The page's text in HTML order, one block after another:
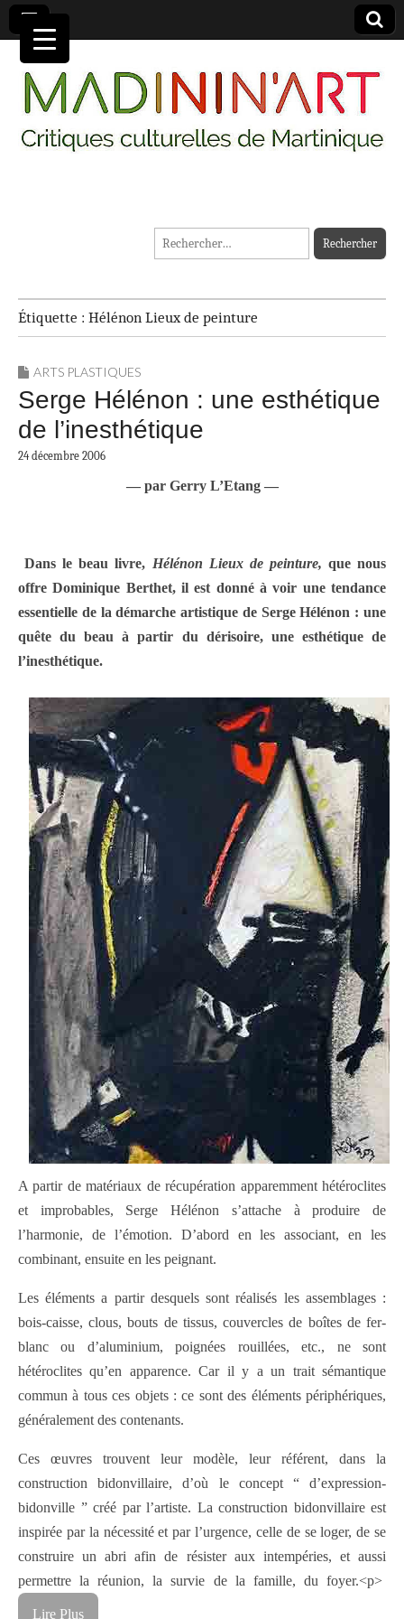
MADININ'ART
Rechercher :
Étiquette : Hélénon Lieux de peinture
ARTS PLASTIQUES
Serge Hélénon : une esthétique
de l’inesthétique
24 décembre 2006
— par Gerry L’Etang —
Dans le beau livre, Hélénon Lieux de peinture, que nous
offre Dominique Berthet, il est donné à voir une tendance
essentielle de la démarche artistique de Serge Hélénon : une
quête du beau à partir du dérisoire, une esthétique de
l’inesthétique.
A partir de matériaux de récupération apparemment hétéroclites
et improbables, Serge Hélénon s’attache à produire de
l’harmonie, de l’émotion. D’abord en les associant, en les
combinant, ensuite en les peignant.
Les éléments a partir desquels sont réalisés les assemblages :
bois-caisse, clous, bouts de tissus, couvercles de boîtes de fer-
blanc ou d’aluminium, poignées rouillées, etc., ne sont
hétéroclites qu’en apparence. Car il y a un trait sémantique
commun à tous ces objets : ce sont des éléments périphériques,
généralement des contenants.
Ces œuvres trouvent leur modèle, leur référent, dans la
construction bidonvillaire, d’où le concept “ d’expression-
bidonville ” créé par l’artiste. La construction bidonvillaire est
inspirée par la nécessité et par l’urgence, celle de se loger, de se
construire un abri afin de résister aux intempéries, et aussi
permettre la réunion, la survie de la famille, du foyer.<p>
Lire Plus